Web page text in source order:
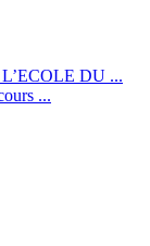
DU ...
...